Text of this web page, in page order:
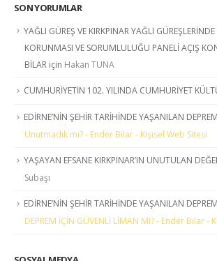
SON YORUMLAR
YAĞLI GÜREŞ VE KIRKPINAR YAĞLI GÜREŞLERİNDE
KORUNMASI VE SORUMLULUĞU PANELİ AÇIŞ
BİLAR için Hakan TUNA
CUMHURİYETİN 102. YILINDA CUMHURİYET
EDİRNE’NİN ŞEHİR TARİHİNDE YAŞANILAN
Unutmadık mı? - Ender Bilar - Kişisel Web Sitesi
YAŞAYAN EFSANE KIRKPINAR’IN UNUTULAN
Subaşı
EDİRNE’NİN ŞEHİR TARİHİNDE YAŞANILAN
DEPREM İÇİN GÜVENLİ LİMAN MI? - Ender Bilar -